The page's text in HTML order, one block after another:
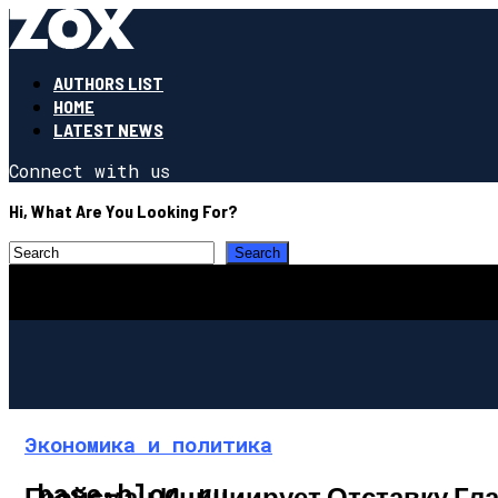
AUTHORS LIST
HOME
LATEST NEWS
Connect with us
Hi, What Are You Looking For?
Экономика и политика